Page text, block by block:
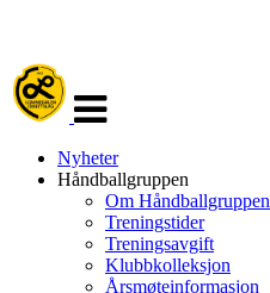
navigasjon
Nyheter
Håndballgruppen
Om Håndballgruppen
Treningstider
Treningsavgift
Klubbkolleksjon
Årsmøteinformasjon